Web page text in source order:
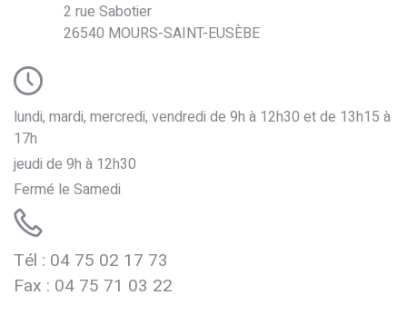
2 rue Sabotier
26540 MOURS-SAINT-EUSÈBE
lundi, mardi, mercredi, vendredi de 9h à 12h30 et de 13h15 à
17h
jeudi de 9h à 12h30
Fermé le Samedi
Tél : 04 75 02 17 73
Fax : 04 75 71 03 22